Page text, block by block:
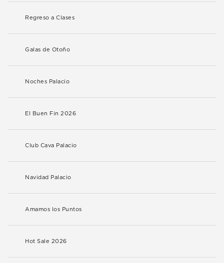
Regreso a Clases
Galas de Otoño
Noches Palacio
El Buen Fin 2026
Club Cava Palacio
Navidad Palacio
Amamos los Puntos
Hot Sale 2026